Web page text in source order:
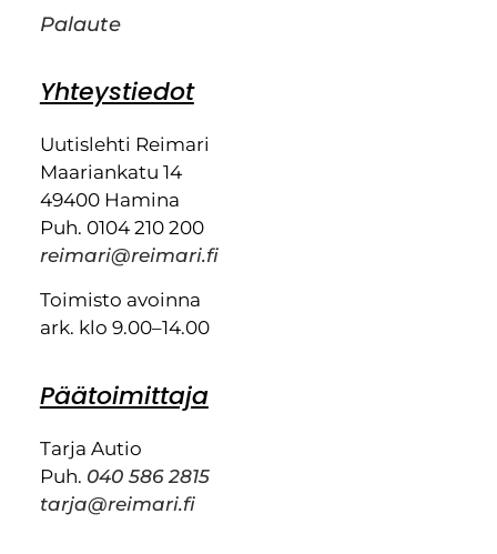
Palaute
Yhteystiedot
Uutislehti Reimari
Maariankatu 14
49400 Hamina
Puh. 0104 210 200
reimari@reimari.fi
Toimisto avoinna
ark. klo 9.00–14.00
Päätoimittaja
Tarja Autio
Puh. 040 586 2815
tarja@reimari.fi